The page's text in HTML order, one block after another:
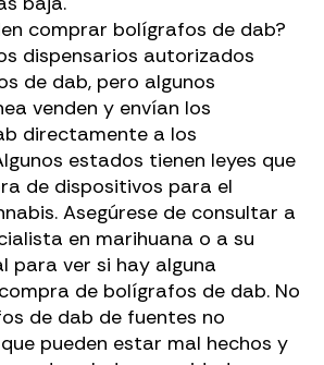
comprar bolígrafos de dab?
dispensarios autorizados
de dab, pero algunos
venden y envían los
directamente a los
estados tienen leyes que
de dispositivos para el
Asegúrese de consultar a
en marihuana o a su
para ver si hay alguna
de bolígrafos de dab. No
de dab de fuentes no
pueden estar mal hechos y